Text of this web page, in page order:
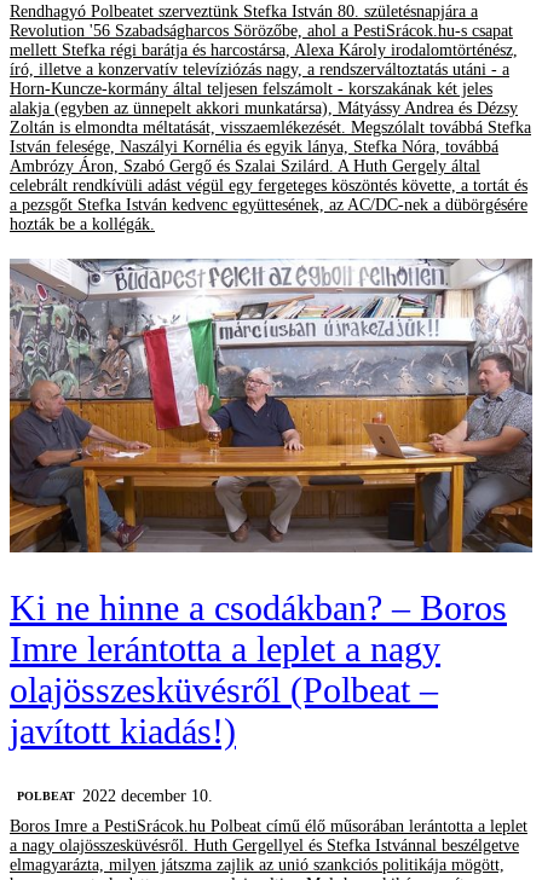
Rendhagyó Polbeatet szerveztünk Stefka István 80. születésnapjára a
Revolution '56 Szabadságharcos Sörözőbe, ahol a PestiSrácok.hu-s csapat
mellett Stefka régi barátja és harcostársa, Alexa Károly irodalomtörténész,
író, illetve a konzervatív televíziózás nagy, a rendszerváltoztatás utáni - a
Horn-Kuncze-kormány által teljesen felszámolt - korszakának két jeles
alakja (egyben az ünnepelt akkori munkatársa), Mátyássy Andrea és Dézsy
Zoltán is elmondta méltatását, visszaemlékezését. Megszólalt továbbá Stefka
István felesége, Naszályi Kornélia és egyik lánya, Stefka Nóra, továbbá
Ambrózy Áron, Szabó Gergő és Szalai Szilárd. A Huth Gergely által
celebrált rendkívüli adást végül egy fergeteges köszöntés követte, a tortát és
a pezsgőt Stefka István kedvenc együttesének, az AC/DC-nek a dübörgésére
hozták be a kollégák.
Ki ne hinne a csodákban? – Boros
Imre lerántotta a leplet a nagy
olajösszesküvésről (Polbeat –
javított kiadás!)
‎POLBEAT 2022 december 10.
Boros Imre a PestiSrácok.hu Polbeat című élő műsorában lerántotta a leplet
a nagy olajösszesküvésről. Huth Gergellyel és Stefka Istvánnal beszélgetve
elmagyarázta, milyen játszma zajlik az unió szankciós politikája mögött,